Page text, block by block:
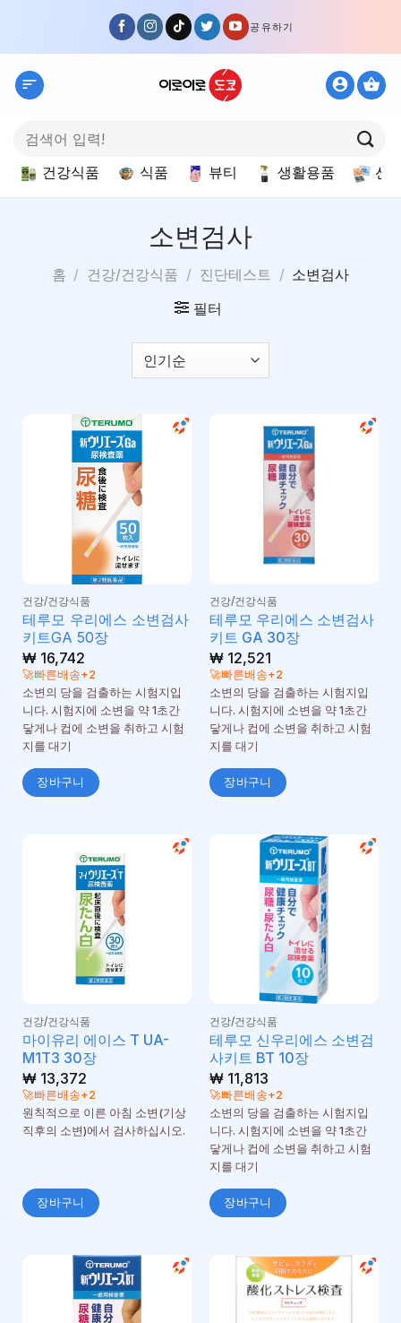
content
공유하기
색:
건강식품 식품 뷰티 생활용품 선
소변검사
홈 / 건강/건강식품 / 진단테스트 / 소변검사
필터
건강/건강식품
테루모 우리에스 소변검사
키트GA 50장
₩16,742
🚀빠른배송+2
소변의 당을 검출하는 시험지입
니다. 시험지에 소변을 약 1초간
닿게나 컵에 소변을 취하고 시험
지를 대기
장바구니
건강/건강식품
테루모 우리에스 소변검사
키트 GA 30장
₩12,521
🚀빠른배송+2
소변의 당을 검출하는 시험지입
니다. 시험지에 소변을 약 1초간
닿게나 컵에 소변을 취하고 시험
지를 대기
장바구니
건강/건강식품
마이유리 에이스 T UA-
M1T3 30장
₩13,372
🚀빠른배송+2
원칙적으로 이른 아침 소변(기상
직후의 소변)에서 검사하십시오.
장바구니
건강/건강식품
테루모 신우리에스 소변검
사키트 BT 10장
₩11,813
🚀빠른배송+2
소변의 당을 검출하는 시험지입
니다. 시험지에 소변을 약 1초간
닿게나 컵에 소변을 취하고 시험
지를 대기
장바구니